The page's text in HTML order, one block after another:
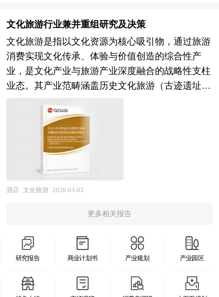
与卖方与潜在投资者的谈判并提供现场技术支持；
对最终法律协议中的商业条款提出审阅意见；协助
进行税务分析、项目管理、融资文件准备。 2、中
研普华作为买方顾问提供的服务内容： 财务及税
务尽职调查、目标公司价值分析和定价策略制定；
确定并购条件；协助买方筹集、获得、使用必要的
资金、提出具体的收购建议；审阅当地评估师对于
目标公司的资产评估报告；财务模型的构建和目标
公司价值分析、提供交易架构的设计建议；将审慎
性调查的结果反映在各项交易的法律文书中、协助
各项法律文书的成文；编制相关的并购公告，提出
的收购计划，在收购方委托的情况下代理完成收购
问题、相应对策以及新形势下面临的机遇与挑战和
企业的应对策略等。是风险投资公司、研究机构及
自助餐行业相关企业准确了解目前自助餐行业风险
投资业发展动态，把握企业定位和发展方向不可多
得的精品。
一些约束性指标。区域产业发展规划的编制必须科
学严谨，形式大于实质是产业规划编制的通病，而
更多利用翔实的数据和图表说话是高质量产业发展
规划的一个重要标志。中研普华凭借丰富的数据来
源渠道，以及对规划结构的精准把握，能够最大限
展规划必须要具有较强的可操作性，这就要求规划
必须要落脚到产业发展目录上。中研普华拥有多年
的产业研究经验，能够在产业规划的编制过程中很
好的将宏观的行业研究与微观的项目研究结合起
来，让规划最终落脚到重点细分领域、重点集聚区
和重点项目上。 时代走到今天，发展战略成为世
共同讨论的主题是发展战略问题。我们看西方国家
用什么样的眼光来看城市的发展，看我们经济的发
展，区域的发展。我们战略视野在什么地方？战略
问题。中美关系怎么处理？中日关系怎么处理？那
征。作为儿童成长社交与家庭休闲消费的核心场
求，更是促进亲子情感交流、带动周边消费、丰富
城市功能的重要载体，其产业属性兼具文旅服务的
体验经济性与儿童产业的教育责任性的双重特质。
在市场竞争日益激烈、新产品层出不穷的今天，要
开发一个新品并能迅速在市场上推广其难度是可想
而知的。只有经过科学的市场分析、消费者分析、
竞争对手的分析，做到有的放矢，才能使企业开发
的新产品立于不败之地。企业在新产品入市前需要
对相关产品的市场做整体分析，了解竞争对手的市
场状况，了解消费者的消费状况，给新产品找准市
场切入点，实现企业预期目标。中研普华通过多个
新产品上市调查项目的研究，对新品上市前企业找
针对不同客户需求度身定做不同的研究解决方案。
针对普通的研究需求，公司运用国际认可的独创研
数据和比较数据。如果研究要求比较特殊，我们会
文化旅游行业兼并重组研究及决策
文化旅游是指以文化资源为核心吸引物，通过旅游
消费实现文化传承、体验与价值创造的综合性产
业，是文化产业与旅游产业深度融合的战略性支柱
业态。其产业范畴涵盖历史文化旅游（古迹遗址、
宗教文化旅游、影视演艺旅游、文创园区、主题乐
园、文化节庆及配套的住宿、餐饮、交通、购物等
服务，涉及文化遗产保护、旅游管理、创意设计、
演艺娱乐、数字技术等多学科交叉融合，具有资源
依赖性强、体验属性突出、季节波动明显、社会效
益与经济效益并重的显著特征。作为满足人民美好
体，文化旅游不仅能够带动消费、促进就业、推动
互鉴、提升国家软实力的关键抓手，其产业属性兼
具文化事业的公益性与旅游产业的市场性的双重特
质。 企业并购包括兼并与收购。公司兼并是指经
由转移公司所有权的形式，一家或多家公司的全部
酒店 文化旅游 2026-03-03
更多相关报告
研究报告 商业计划书 产业规划 产业园区